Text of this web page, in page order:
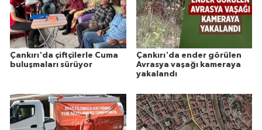
Çankırı'da çiftçilerle Cuma
buluşmaları sürüyor
Çankırı'da ender görülen
Avrasya vaşağı kameraya
yakalandı